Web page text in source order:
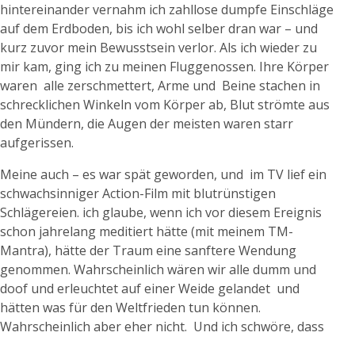
hintereinander vernahm ich zahllose dumpfe Einschläge
auf dem Erdboden, bis ich wohl selber dran war – und
kurz zuvor mein Bewusstsein verlor. Als ich wieder zu
mir kam, ging ich zu meinen Fluggenossen. Ihre Körper
waren alle zerschmettert, Arme und Beine stachen in
schrecklichen Winkeln vom Körper ab, Blut strömte aus
den Mündern, die Augen der meisten waren starr
aufgerissen.
Meine auch – es war spät geworden, und im TV lief ein
schwachsinniger Action-Film mit blutrünstigen
Schlägereien. ich glaube, wenn ich vor diesem Ereignis
schon jahrelang meditiert hätte (mit meinem TM-
Mantra), hätte der Traum eine sanftere Wendung
genommen. Wahrscheinlich wären wir alle dumm und
doof und erleuchtet auf einer Weide gelandet und
hätten was für den Weltfrieden tun können.
Wahrscheinlich aber eher nicht. Und ich schwöre, dass